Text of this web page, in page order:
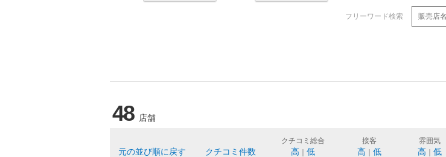
フリーワード検索
48 店舗
元の並び順に戻す クチコミ件数
クチコミ総合
高 低
接客
高 低
雰囲気
高 低